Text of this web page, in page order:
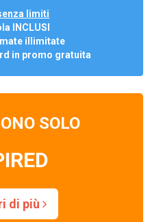
limiti
INCLUSI
illimitate
in promo gratuita
SOLO
di più